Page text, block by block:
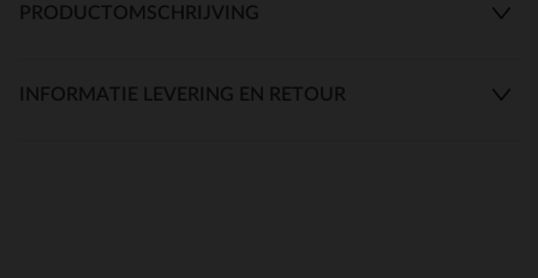
PRODUCTOMSCHRIJVING
INFORMATIE LEVERING EN RETOUR